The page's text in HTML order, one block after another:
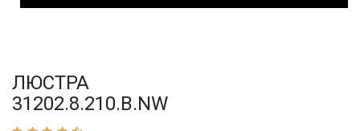
ЛЮСТРА
31202.8.210.B.NW